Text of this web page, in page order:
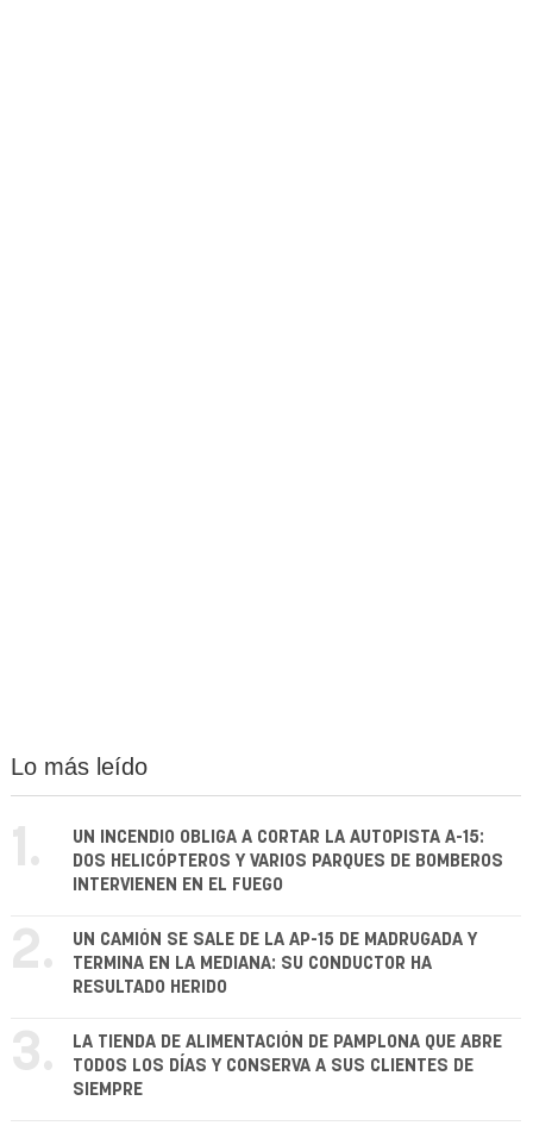
Lo más leído
1.
UN INCENDIO OBLIGA A CORTAR LA AUTOPISTA A-15:
DOS HELICÓPTEROS Y VARIOS PARQUES DE BOMBEROS
INTERVIENEN EN EL FUEGO
2.
UN CAMIÓN SE SALE DE LA AP-15 DE MADRUGADA Y
TERMINA EN LA MEDIANA: SU CONDUCTOR HA
RESULTADO HERIDO
3.
LA TIENDA DE ALIMENTACIÓN DE PAMPLONA QUE ABRE
TODOS LOS DÍAS Y CONSERVA A SUS CLIENTES DE
SIEMPRE